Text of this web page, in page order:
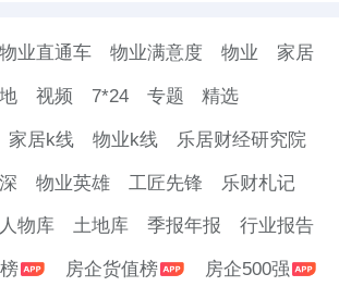
和谐。”
图景：晨练的老人会相互提醒
母在儿童区交流育儿经验，志
个月的邻里节活动。那些曾经
，变成了温暖的点头微笑；那
物业直通车 物业满意度 物业 家居
视频 7*24 专题 精选
家居k线 物业k线 乐居财经研究院
物业英雄 工匠先锋 乐财札记
人物库 土地库 季报年报 行业报告
房企货值榜 房企500强